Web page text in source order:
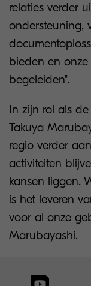
relaties verder
ondersteuning,
bieden en
begeleiden".
In zijn rol als
Takuya
regio verder
activiteiten
kansen liggen.
is het leveren
voor al onze
Marubayashi.